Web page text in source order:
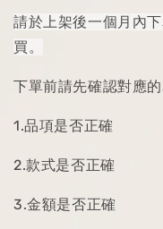
請於上架後一個月內
買。
下單前請先確認對應
1.品項是否正確
2.款式是否正確
3.金額是否正確